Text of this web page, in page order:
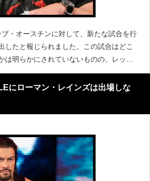
・オースチンに対して、新たな試合を行
したと報じられました。この試合はどこ
は明らかにされていないものの、レッス
ラビア大会などの可能性があります。こ
ンはInstagramにコメントを投
にローマン・レインズは出場しな